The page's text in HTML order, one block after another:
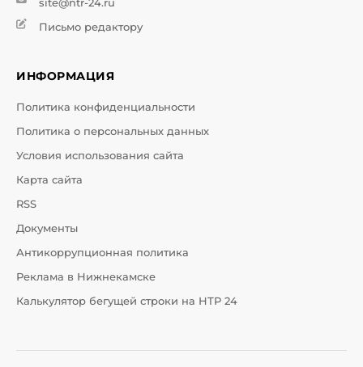
site@ntr-24.ru
Письмо редактору
ИНФОРМАЦИЯ
Политика конфиденциальности
Политика о персональных данных
Условия использования сайта
Карта сайта
RSS
Документы
Антикоррупционная политика
Реклама в Нижнекамске
Калькулятор бегущей строки на НТР 24